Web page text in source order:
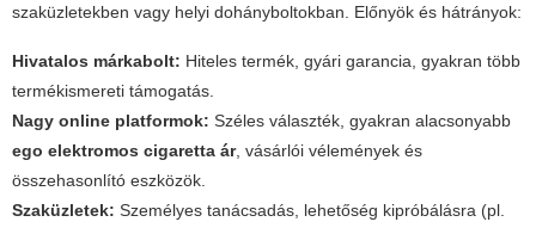
szaküzletekben vagy helyi dohányboltokban. Előnyök és hátrányok:
Hivatalos márkabolt: Hiteles termék, gyári garancia, gyakran több
termékismereti támogatás.
Nagy online platformok: Széles választék, gyakran alacsonyabb
ego elektromos cigaretta ár, vásárlói vélemények és
összehasonlító eszközök.
Szaküzletek: Személyes tanácsadás, lehetőség kipróbálásra (pl.